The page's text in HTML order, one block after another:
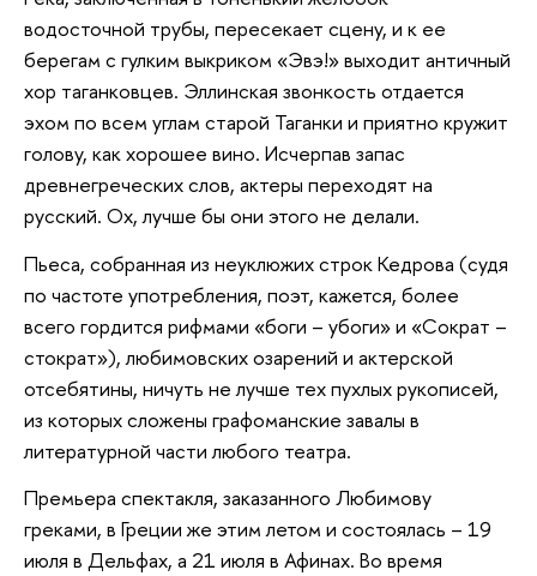
водосточной трубы, пересекает сцену, и к ее
берегам с гулким выкриком «Эвэ!» выходит античный
хор таганковцев. Эллинская звонкость отдается
эхом по всем углам старой Таганки и приятно кружит
голову, как хорошее вино. Исчерпав запас
древнегреческих слов, актеры переходят на
русский. Ох, лучше бы они этого не делали.
Пьеса, собранная из неуклюжих строк Кедрова (судя
по частоте употребления, поэт, кажется, более
всего гордится рифмами «боги – убоги» и «Сократ –
стократ»), любимовских озарений и актерской
отсебятины, ничуть не лучше тех пухлых рукописей,
из которых сложены графоманские завалы в
литературной части любого театра.
Премьера спектакля, заказанного Любимову
греками, в Греции же этим летом и состоялась – 19
июля в Дельфах, а 21 июля в Афинах. Во время